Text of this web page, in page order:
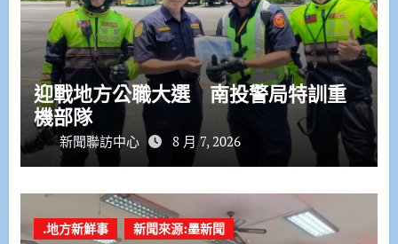
迎戰地方公職大選 南投警局特訓重
機部隊
新聞聯訪中心 8 月 7, 2026
.地方新鮮事 新聞來源:墨新聞